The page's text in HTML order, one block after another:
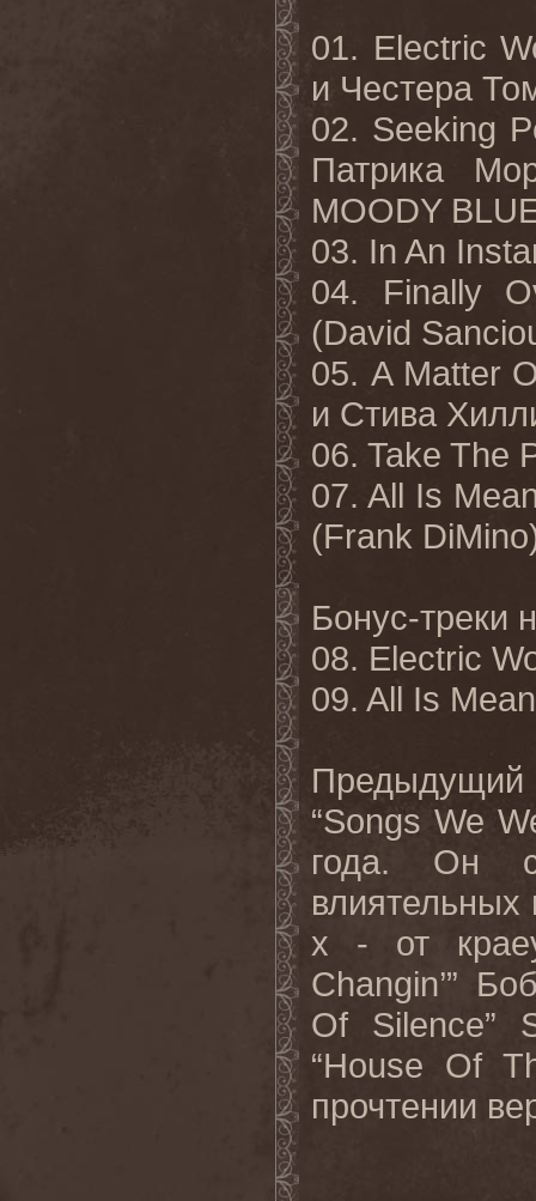
01. Electric
и Честера
02. Seeking
Патрика
MOODY
03. In An
04. Finally
(David
05. A Matter
и Стива
06. Take The
07. All Is
(Frank
Бонус-треки
08. Electric
09. All Is
Предыдущий
“Songs We
года. Он
влиятельных
х - от
Changin’”
Of Silence”
“House Of
прочтении